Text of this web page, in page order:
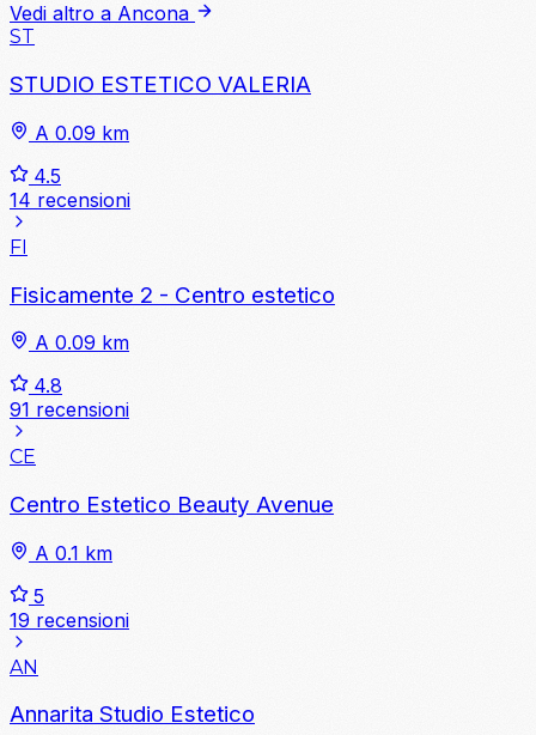
Vedi altro a Ancona
ST
STUDIO ESTETICO VALERIA
A 0.09 km
4.5
14 recensioni
FI
Fisicamente 2 - Centro estetico
A 0.09 km
4.8
91 recensioni
CE
Centro Estetico Beauty Avenue
A 0.1 km
5
19 recensioni
AN
Annarita Studio Estetico